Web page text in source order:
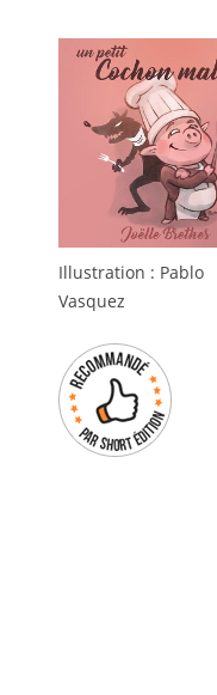
Illustration : Pablo
Vasquez